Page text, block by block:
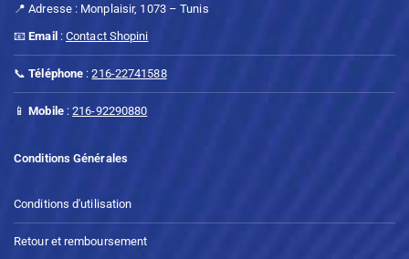
📍 Adresse : Monplaisir, 1073 – Tunis
📧Email:Contact Shopini
📞Téléphone :216-22741588
📱Mobile:216-92290880
Conditions Générales
Conditions d'utilisation
Retour et remboursement